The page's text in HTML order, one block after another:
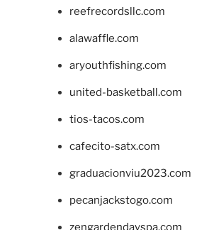
reefrecordsllc.com
alawaffle.com
aryouthfishing.com
united-basketball.com
tios-tacos.com
cafecito-satx.com
graduacionviu2023.com
pecanjackstogo.com
zengardendayspa.com